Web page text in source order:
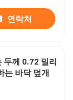
연락처
께 0.72 밀리
는 바닥 덮개